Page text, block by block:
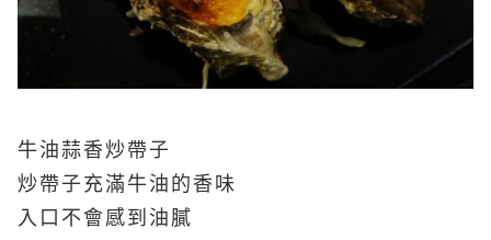
牛油蒜香炒帶子
炒帶子充滿牛油的香味
入口不會感到油膩